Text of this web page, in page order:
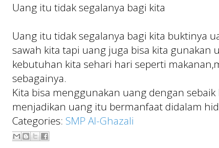
Uang itu tidak segalanya bagi kita
Uang itu tidak segalanya bagi kita buktinya
sawah kita tapi uang juga bisa kita gunakan
kebutuhan kita sehari hari seperti
sebagainya.
Kita bisa menggunakan uang dengan
menjadikan uang itu bermanfaat didalam
Categories: SMP Al-Ghazali